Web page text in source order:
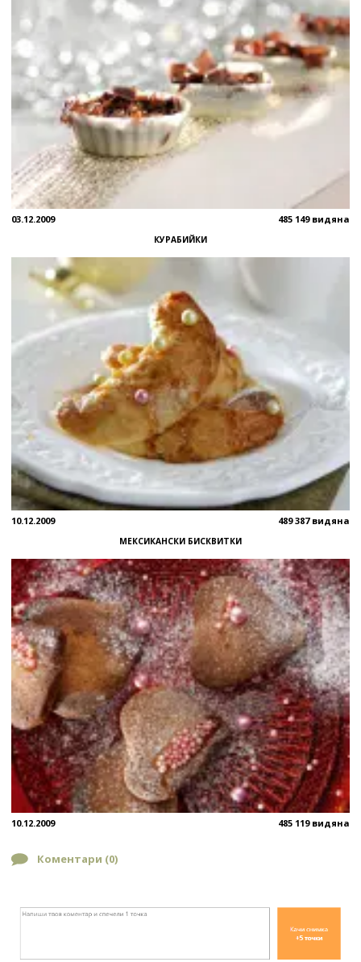
03.12.2009 485 149 видяна
КУРАБИЙКИ
10.12.2009 489 387 видяна
МЕКСИКАНСКИ БИСКВИТКИ
10.12.2009 485 119 видяна
Коментари (0)